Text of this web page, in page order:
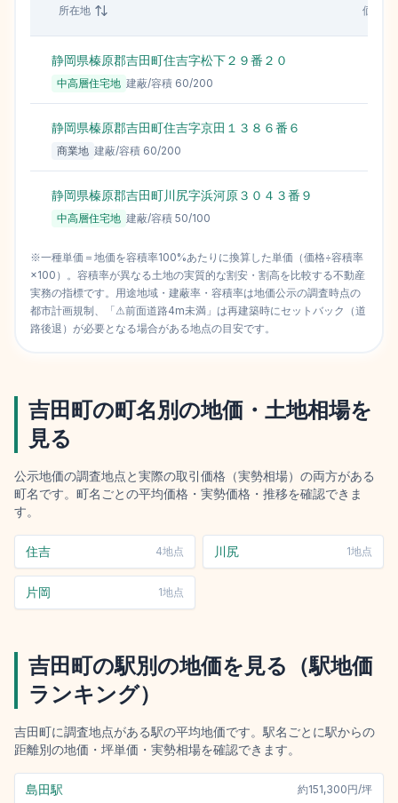
所在地 価格（
静岡県榛原郡吉田町住吉字松下２９番２０
中高層住宅地 建蔽/容積 60/200
静岡県榛原郡吉田町住吉字京田１３８６番６
商業地 建蔽/容積 60/200
静岡県榛原郡吉田町川尻字浜河原３０４３番９
中高層住宅地 建蔽/容積 50/100
※一種単価＝地価を容積率100%あたりに換算した単価（価格÷容積率
×100）。容積率が異なる土地の実質的な割安・割高を比較する不動産
実務の指標です。用途地域・建蔽率・容積率は地価公示の調査時点の
都市計画規制、「⚠前面道路4m未満」は再建築時にセットバック（道
路後退）が必要となる場合がある地点の目安です。
吉田町の町名別の地価・土地相場を
見る
公示地価の調査地点と実際の取引価格（実勢相場）の両方がある
町名です。町名ごとの平均価格・実勢価格・推移を確認できま
す。
住吉 4地点 川尻 1地点
片岡 1地点
吉田町の駅別の地価を見る（駅地価
ランキング）
吉田町に調査地点がある駅の平均地価です。駅名ごとに駅からの
距離別の地価・坪単価・実勢相場を確認できます。
島田駅 約151,300円/坪